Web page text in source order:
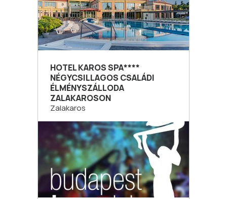
HOTEL KAROS SPA****
NÉGYCSILLAGOS CSALÁDI
ÉLMÉNYSZÁLLODA
ZALAKAROSON
Zalakaros